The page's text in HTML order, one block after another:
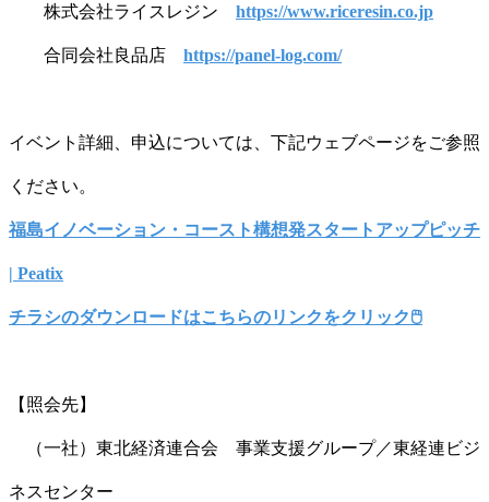
株式会社ライスレジン https://www.riceresin.co.jp
合同会社良品店 https://panel-log.com/
イベント詳細、申込については、下記ウェブページをご参照
ください。
福島イノベーション・コースト構想発スタートアップピッチ
| Peatix
チラシのダウンロードはこちらのリンクをクリック🖱
【照会先】
（一社）東北経済連合会 事業支援グループ／東経連ビジ
ネスセンター